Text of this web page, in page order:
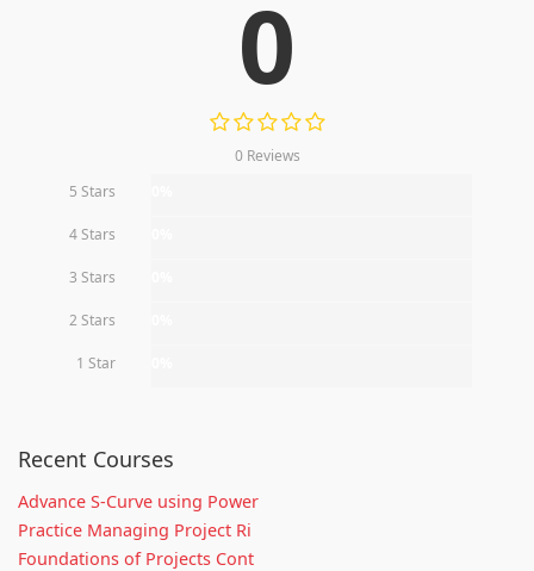
0
0 Reviews
5 Stars
4 Stars
3 Stars
2 Stars
1 Star
Recent Courses
Advance S-Curve using Power
Practice Managing Project Ri
Foundations of Projects Cont